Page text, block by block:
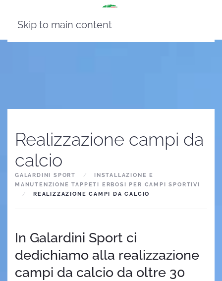
Skip to main content
Realizzazione campi da
calcio
GALARDINI SPORT
INSTALLAZIONE E
MANUTENZIONE TAPPETI ERBOSI PER CAMPI SPORTIVI
REALIZZAZIONE CAMPI DA CALCIO
In Galardini Sport ci
dedichiamo alla realizzazione
campi da calcio da oltre 30